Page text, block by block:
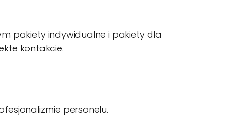
pakiety indywidualne i pakiety dla
kontakcie.
personelu.